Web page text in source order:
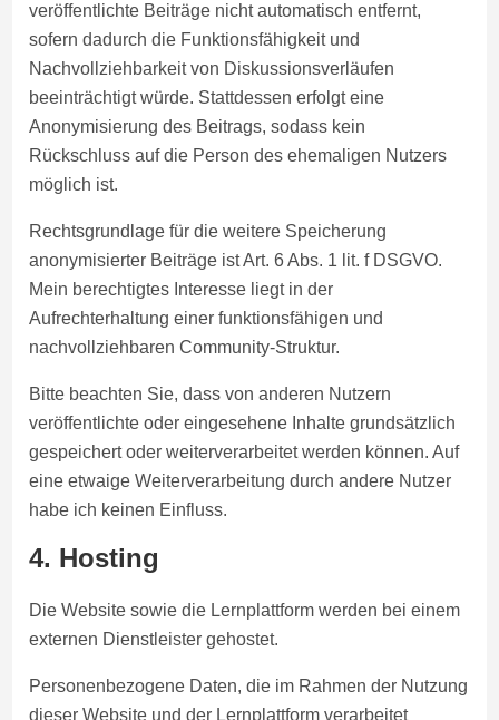
veröffentlichte Beiträge nicht automatisch entfernt,
sofern dadurch die Funktionsfähigkeit und
Nachvollziehbarkeit von Diskussionsverläufen
beeinträchtigt würde. Stattdessen erfolgt eine
Anonymisierung des Beitrags, sodass kein
Rückschluss auf die Person des ehemaligen Nutzers
möglich ist.
Rechtsgrundlage für die weitere Speicherung
anonymisierter Beiträge ist Art. 6 Abs. 1 lit. f DSGVO.
Mein berechtigtes Interesse liegt in der
Aufrechterhaltung einer funktionsfähigen und
nachvollziehbaren Community-Struktur.
Bitte beachten Sie, dass von anderen Nutzern
veröffentlichte oder eingesehene Inhalte grundsätzlich
gespeichert oder weiterverarbeitet werden können. Auf
eine etwaige Weiterverarbeitung durch andere Nutzer
habe ich keinen Einfluss.
4. Hosting
Die Website sowie die Lernplattform werden bei einem
externen Dienstleister gehostet.
Personenbezogene Daten, die im Rahmen der Nutzung
dieser Website und der Lernplattform verarbeitet